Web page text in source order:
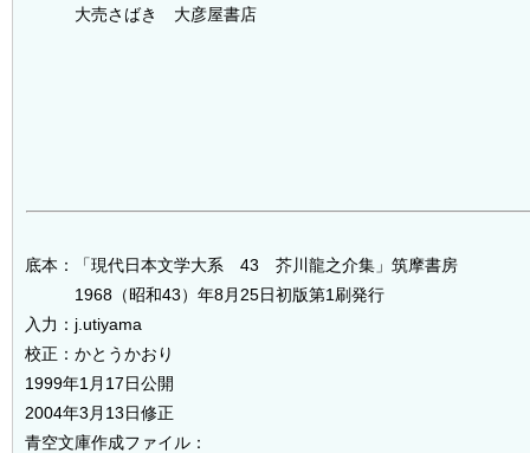
大売さばき 大彦屋書店
底本：「現代日本文学大系 43 芥川龍之介集」筑摩書房
1968（昭和43）年8月25日初版第1刷発行
入力：j.utiyama
校正：かとうかおり
1999年1月17日公開
2004年3月13日修正
青空文庫作成ファイル：